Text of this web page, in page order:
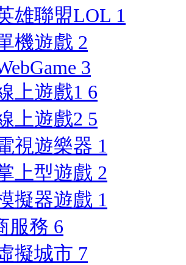
雄聯盟LOL 1
機遊戲 2
3
上遊戲1 6
上遊戲2 5
視遊樂器 1
上型遊戲 2
擬器遊戲 1
服務 6
擬城市 7